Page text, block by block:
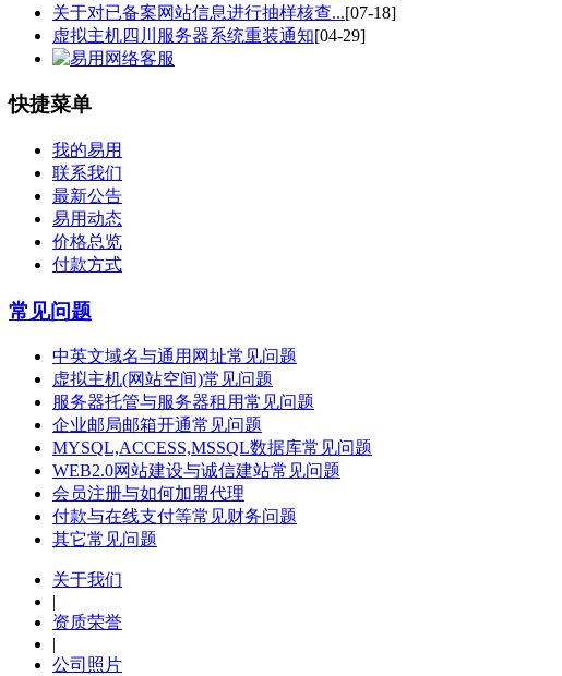
关于对已备案网站信息进行抽样核查...[07-18]
虚拟主机四川服务器系统重装通知[04-29]
快捷菜单
我的易用
联系我们
最新公告
易用动态
价格总览
付款方式
常见问题
中英文域名与通用网址常见问题
虚拟主机(网站空间)常见问题
服务器托管与服务器租用常见问题
企业邮局邮箱开通常见问题
MYSQL,ACCESS,MSSQL数据库常见问题
WEB2.0网站建设与诚信建站常见问题
会员注册与如何加盟代理
付款与在线支付等常见财务问题
其它常见问题
关于我们
|
资质荣誉
|
公司照片